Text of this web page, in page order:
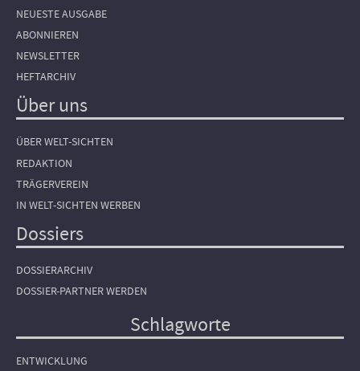
NEUESTE AUSGABE
ABONNIEREN
NEWSLETTER
HEFTARCHIV
Über uns
ÜBER WELT-SICHTEN
REDAKTION
TRÄGERVEREIN
IN WELT-SICHTEN WERBEN
Dossiers
DOSSIERARCHIV
DOSSIER-PARTNER WERDEN
Schlagworte
ENTWICKLUNG